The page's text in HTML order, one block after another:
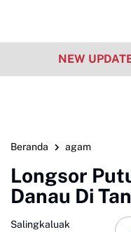
NEW
Beranda agam
Longsor
Danau Di
Salingkaluak